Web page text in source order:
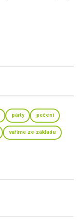
párty pečení
vaříme ze základu